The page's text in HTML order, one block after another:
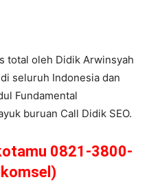
total oleh Didik Arwinsyah
seluruh Indonesia dan
Fundamental
buruan Call Didik SEO.
0821-3800-